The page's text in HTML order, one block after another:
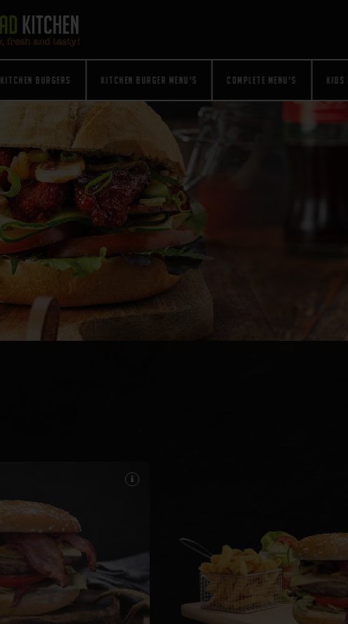
KITCHEN BURGERS KITCHEN BURGER MENU'S COMPLETE MENU'S KIDS